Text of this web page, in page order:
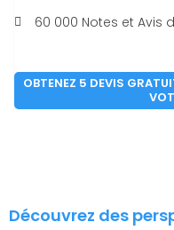
60 000 Notes et Avis
OBTENEZ 5 DEVIS
Découvrez des